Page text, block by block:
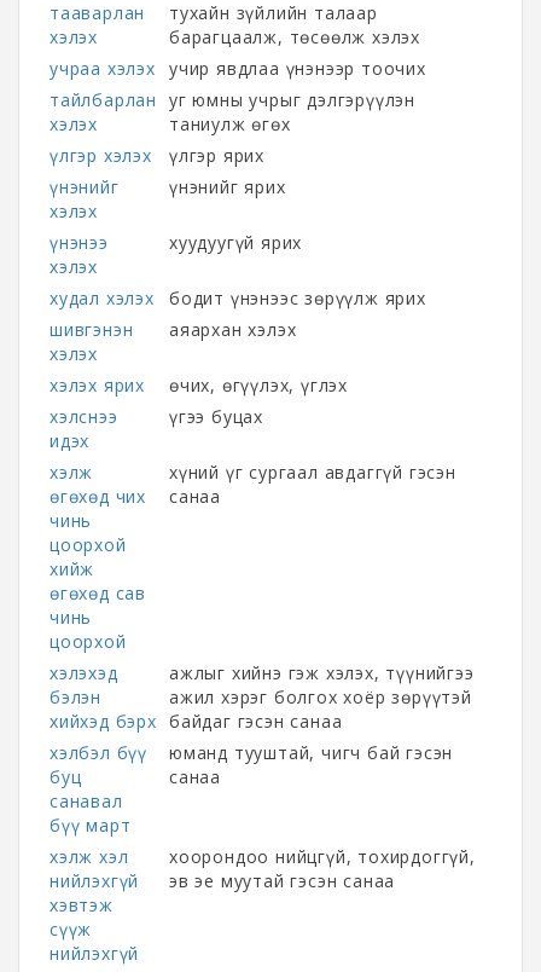
тааварлан
хэлэх
тухайн зүйлийн талаар
барагцаалж, төсөөлж хэлэх
учраа хэлэх
учир явдлаа үнэнээр тоочих
тайлбарлан
хэлэх
уг юмны учрыг дэлгэрүүлэн
таниулж өгөх
үлгэр хэлэх
үлгэр ярих
үнэнийг
хэлэх
үнэнийг ярих
үнэнээ
хэлэх
хуудуугүй ярих
худал хэлэх
бодит үнэнээс зөрүүлж ярих
шивгэнэн
хэлэх
аяархан хэлэх
хэлэх ярих
өчих, өгүүлэх, үглэх
хэлснээ
идэх
үгээ буцах
хэлж
өгөхөд чих
чинь
цоорхой
хийж
өгөхөд сав
чинь
цоорхой
хүний үг сургаал авдаггүй гэсэн
санаа
хэлэхэд
бэлэн
хийхэд бэрх
ажлыг хийнэ гэж хэлэх, түүнийгээ
ажил хэрэг болгох хоёр зөрүүтэй
байдаг гэсэн санаа
хэлбэл бүү
буц
санавал
бүү март
юманд тууштай, чигч бай гэсэн
санаа
хэлж хэл
нийлэхгүй
хэвтэж
сүүж
нийлэхгүй
хоорондоо нийцгүй, тохирдоггүй,
эв эе муутай гэсэн санаа